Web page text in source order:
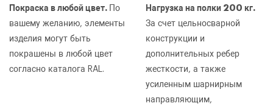
Покраска в любой цвет.
По
вашему желанию, элементы
изделия могут быть
покрашены в любой цвет
согласно каталога RAL.
Нагрузка на полки 200 кг.
За счет цельносварной
конструкции и
дополнительных ребер
жесткости, а также
усиленным шарнирным
направляющим,